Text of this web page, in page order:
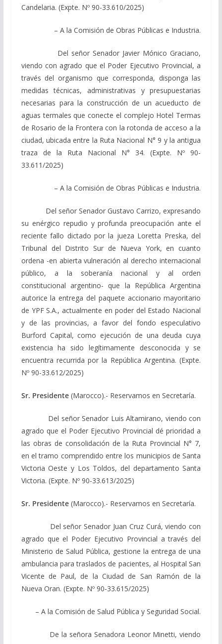
Candelaria. (Expte. Nº 90-33.610/2025)
– A la Comisión de Obras Públicas e Industria.
Del señor Senador Javier Mónico Graciano,
viendo con agrado que el Poder Ejecutivo Provincial, a
través del organismo que corresponda, disponga las
medidas técnicas, administrativas y presupuestarias
necesarias para la construcción de un acueducto de
aguas termales que conecte el complejo Hotel Termas
de Rosario de la Frontera con la rotonda de acceso a la
ciudad, ubicada entre la Ruta Nacional N° 9 y la antigua
traza de la Ruta Nacional N° 34. (Expte. Nº 90-
33.611/2025)
– A la Comisión de Obras Públicas e Industria.
Del señor Senador Gustavo Carrizo, expresando
su enérgico repudio y profunda preocupación ante el
reciente fallo dictado por la jueza Loretta Preska, del
Tribunal del Distrito Sur de Nueva York, en cuanto
ordena -en abierta vulneración al derecho internacional
público, a la soberanía nacional y al orden
constitucional argentino- que la República Argentina
autorice la entrega del paquete accionario mayoritario
de YPF S.A., actualmente en poder del Estado Nacional
y de las provincias, a favor del fondo especulativo
Burford Capital, como ejecución de una deuda cuya
existencia ha sido legítimamente desconocida y se
encuentra recurrida por la República Argentina. (Expte.
Nº 90-33.612/2025)
Sr. Presidente(Marocco).- Reservamos en Secretaría.
Del señor Senador Luis Altamirano, viendo con
agrado que el Poder Ejecutivo Provincial dé prioridad a
las obras de consolidación de la Ruta Provincial N° 7,
en el tramo comprendido entre los municipios de Santa
Victoria Oeste y Los Toldos, del departamento Santa
Victoria. (Expte. Nº 90-33.613/2025)
Sr. Presidente(Marocco).- Reservamos en Secretaría.
Del señor Senador Juan Cruz Curá, viendo con
agrado que el Poder Ejecutivo Provincial a través del
Ministerio de Salud Pública, gestione la entrega de una
ambulancia para traslados de pacientes, al Hospital San
Vicente de Paul, de la Ciudad de San Ramón de la
Nueva Oran. (Expte. Nº 90-33.615/2025)
– A la Comisión de Salud Pública y Seguridad Social.
De la señora Senadora Leonor Minetti, viendo